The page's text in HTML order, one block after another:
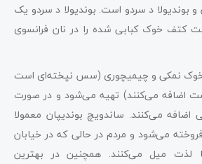
بوندیولا د سردو است. بوندیولا د سردو یک
کتف خوک کبابی شده را در نان فرانسوی
خوک نمکی و چیمیچوری (سس نپخته‌ای است
اضافه می‌کنند) تهیه می‌شود و در صورت
می‌کنند. ساندویچ بوندیپان معمولا
می‌شود و مردم در حالی که در خیابان
لذت میل می‌کنند. همچنین در بهترین